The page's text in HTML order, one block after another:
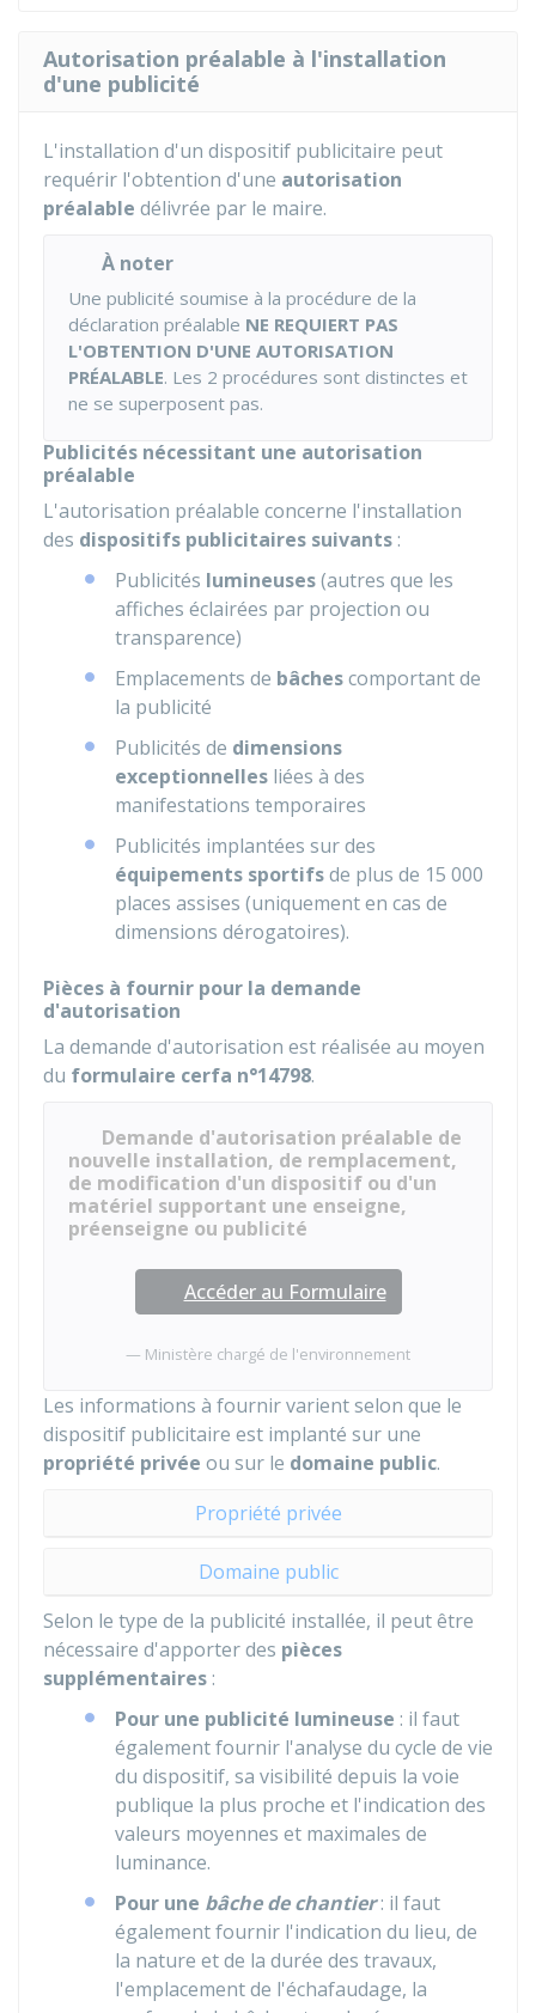
Autorisation préalable à l'installation
d'une publicité
L'installation d'un dispositif publicitaire peut
requérir l'obtention d'une autorisation
préalable délivrée par le maire.
À noter
Une publicité soumise à la procédure de la
déclaration préalable NE REQUIERT PAS
L'OBTENTION D'UNE AUTORISATION
PRÉALABLE. Les 2 procédures sont distinctes et
ne se superposent pas.
Publicités nécessitant une autorisation
préalable
L'autorisation préalable concerne l'installation
des dispositifs publicitaires suivants :
Publicités lumineuses(autres que les
affiches éclairées par projection ou
transparence)
Emplacements de bâchescomportant de
la publicité
Publicités de dimensions
exceptionnelles liées à des
manifestations temporaires
Publicités implantées sur des
équipements sportifsde plus de 15 000
places assises (uniquement en cas de
dimensions dérogatoires).
Pièces à fournir pour la demande
d'autorisation
La demande d'autorisation est réalisée au moyen
du formulaire cerfa n°14798.
Demande d'autorisation préalable de
nouvelle installation, de remplacement,
de modification d'un dispositif ou d'un
matériel supportant une enseigne,
préenseigne ou publicité
Accéder au Formulaire
Ministère chargé de l'environnement
Les informations à fournir varient selon que le
dispositif publicitaire est implanté sur une
propriété privée ou sur le domaine public.
Propriété privée
Domaine public
Selon le type de la publicité installée, il peut être
nécessaire d'apporter des pièces
supplémentaires :
Pour une publicité lumineuse : il faut
également fournir l'analyse du cycle de vie
du dispositif, sa visibilité depuis la voie
publique la plus proche et l'indication des
valeurs moyennes et maximales de
luminance.
Pour une bâche de chantier: il faut
également fournir l'indication du lieu, de
la nature et de la durée des travaux,
l'emplacement de l'échafaudage, la